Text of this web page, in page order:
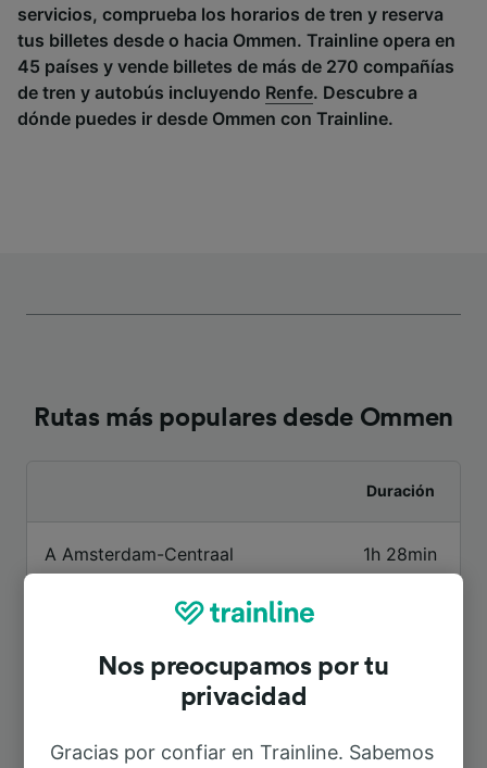
servicios, comprueba los horarios de tren y reserva
tus billetes desde o hacia Ommen. Trainline opera en
45 países y vende billetes de más de 270 compañías
de tren y autobús incluyendo Renfe. Descubre a
dónde puedes ir desde Ommen con Trainline.
Rutas más populares desde Ommen
Duración
A Amsterdam-Centraal 1h 28min
A Aeropuerto de Amsterdam
Nos preocupamos por tu
privacidad
Gracias por confiar en Trainline. Sabemos